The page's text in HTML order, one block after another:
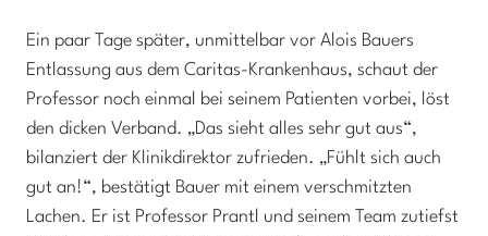
Ein paar Tage später, unmittelbar vor Alois Bauers
Entlassung aus dem Caritas-Krankenhaus, schaut der
Professor noch einmal bei seinem Patienten vorbei, löst
den dicken Verband. „Das sieht alles sehr gut aus“,
bilanziert der Klinikdirektor zufrieden. „Fühlt sich auch
gut an!“, bestätigt Bauer mit einem verschmitzten
Lachen. Er ist Professor Prantl und seinem Team zutiefst